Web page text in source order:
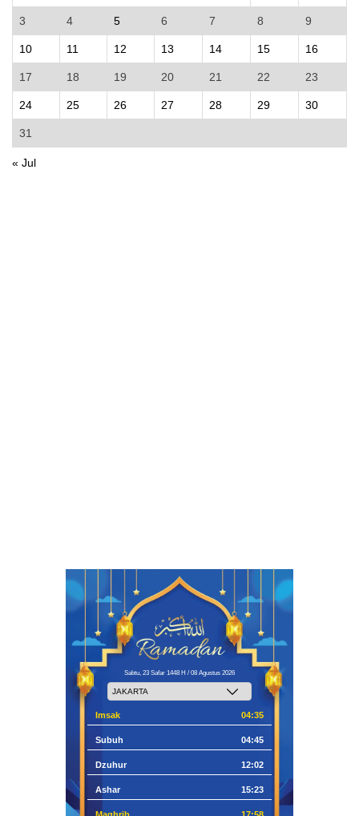
3 4 5 6 7 8 9
10 11 12 13 14 15 16
17 18 19 20 21 22 23
24 25 26 27 28 29 30
31
« Jul
Sabtu, 23 Safar 1448 H / 08 Agustus 2026
Imsak 04:35
Subuh 04:45
Dzuhur 12:02
Ashar 15:23